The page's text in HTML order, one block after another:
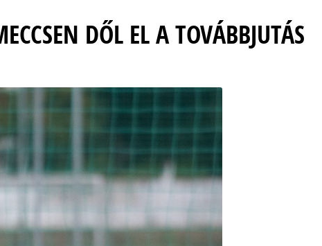
DŐL EL A TOVÁBBJUTÁS